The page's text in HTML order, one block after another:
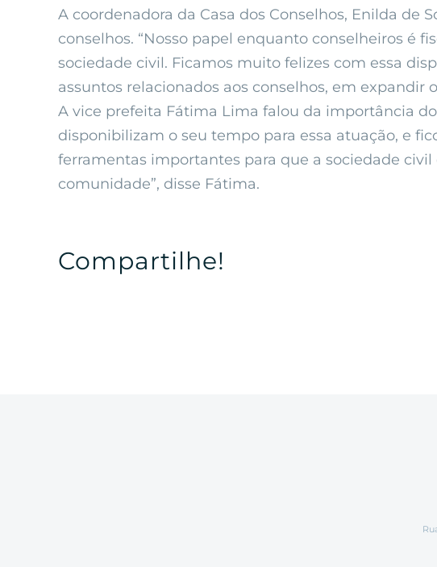
A coordenadora da Casa dos Conselhos, Enilda
conselhos. “Nosso papel enquanto conselheiros é
sociedade civil. Ficamos muito felizes com essa
assuntos relacionados aos conselhos, em expandir
A vice prefeita Fátima Lima falou da importância
disponibilizam o seu tempo para essa atuação, e
ferramentas importantes para que a sociedade
comunidade”, disse Fátima.
Compartilhe!